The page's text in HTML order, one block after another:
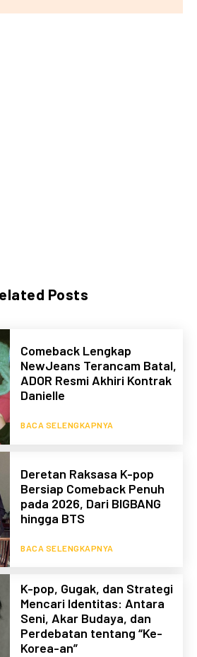
Posts
Comeback Lengkap
NewJeans Terancam Batal,
ADOR Resmi Akhiri Kontrak
Danielle
BACA SELENGKAPNYA
Deretan Raksasa K-pop
Bersiap Comeback Penuh
pada 2026, Dari BIGBANG
hingga BTS
BACA SELENGKAPNYA
K-pop, Gugak, dan Strategi
Mencari Identitas: Antara
Seni, Akar Budaya, dan
Perdebatan tentang “Ke-
Korea-an”